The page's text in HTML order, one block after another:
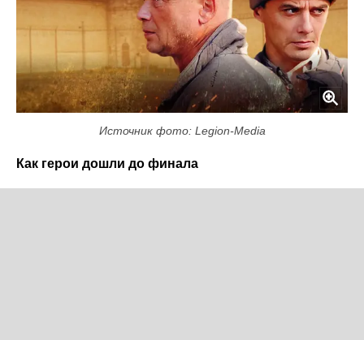
Источник фото: Legion-Media
Как герои дошли до финала